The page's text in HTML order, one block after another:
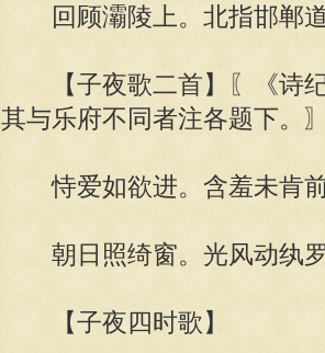
回顾灞陵上。北指邯郸道
【子夜歌二首】〖《诗纪
其与乐府不同者注各题下。
恃爱如欲进。含羞未肯前
朝日照绮窗。光风动纨罗
【子夜四时歌】